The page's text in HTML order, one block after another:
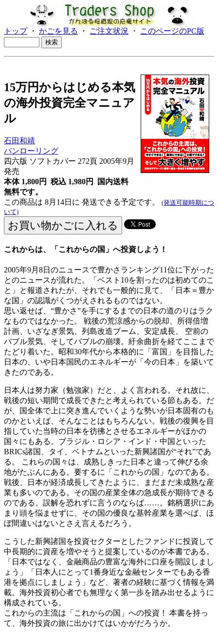
トップ・ かごを見る ・ ご注文状況 ・ このページのPC版
15万円からはじめる本気
の海外投資完全マニュア
ル
石田和靖
パンローリング
四六版 ソフトカバー 272頁 2005年9月
発売
本体 1,800円 税込 1,980円
国内送料
無料です。
この商品は 8月14日に 発送できる予定です。 (発送可能時期につ
いて)
これからは、「これからの国」へ投資しよう！
2005年9月8日のニュースで豊かさランキング11位に下がった
とのニュースが流れた。「ベスト10を割ったのは初めてのこ
と」と報道されたが、それでも一般的に見て、「日本＝豊か
な国」の認識がくつがえされるものではない。
思い返せば、“豊かさ”を手にするまでの日本の道のりはラク
なものではなかった。 戦後の荒涼感からの脱却、所得倍増
計画、いざなぎ景気、列島改造ブーム、安定成長、 空前の
バブル景気、そしてバブルの崩壊。紆余曲折を経てここまで
たどり着いた。昭和30年代から本格的に「富国」を目指した
日本の、いや日本国民のエネルギーが「今の日本」を築いて
きたのである。
日本人は努力家（勉強家）だと、よく言われる。それ故に、
戦後の短い期間で成長できたと考えられている節もある。だ
が、国全体で上に突き進んでいくような勢いが日本固有のも
のかといえば、そんなことはもちろんない。戦後の復興を目
指していた当時の日本を彷彿とさせるエネルギーがほかの
国々にもある。ブラジル・ロシア・インド・中国といった
BRICs諸国、タイ、ベトナムといった新興諸国が“それ”であ
る。 これらの国々は、成熟しきった日本と違って伸びる余
地がたぶんにある。要するに「これからの国」なのである。
戦後、日本が経済成長してきたように、まだまだ未成熟な産
業も多いのである。その国の産業全体の急成長が期待できる
のである。誤解を恐れずに言うのならば……。銘柄選択にあ
まり頭を悩ませずに、その国の優良な基幹産業を選べば、ほ
ぼ間違いはないとさえ言えるだろう。
こうした新興諸国を投資セクターとしたファンドに投資して
中長期的に資産を増やそうと提案しているのが本書である。
「日本ではなく、金融商品の豊富な海外に口座を開設しまし
ょう」「日本人にとって1番身近な金融センターでもある香
港を拠点にしましょう」など、著者の経験に基づく情報を満
載。海外投資初心者でも無理なく第一歩を踏み出せるように
構成されている。
これからの主流は「これからの国」への投資！ 本書を持っ
て、海外投資の旅に出かけてはいかがだろうか。